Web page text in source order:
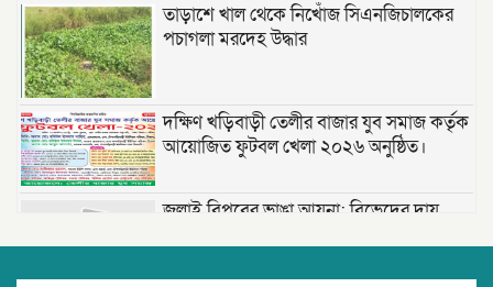
তাড়াশে খাল থেকে নিখোঁজ সিএনজিচালকের
পচাগলা মরদেহ উদ্ধার
দক্ষিণ খড়িবাড়ী তেলীর বাজার যুব সমাজ কর্তৃক
আয়োজিত ফুটবল খেলা ২০২৬ অনুষ্ঠিত।
জুলাই বিপ্লবের ভাঙা আয়না: বিভেদের দায়